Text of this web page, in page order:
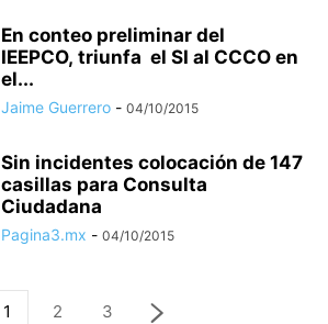
En conteo preliminar del
IEEPCO, triunfa el SI al CCCO en
el...
Jaime Guerrero - 04/10/2015
Sin incidentes colocación de 147
casillas para Consulta
Ciudadana
Pagina3.mx - 04/10/2015
1 2 3